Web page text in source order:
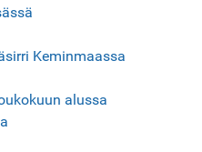
Keminmaassa
alussa